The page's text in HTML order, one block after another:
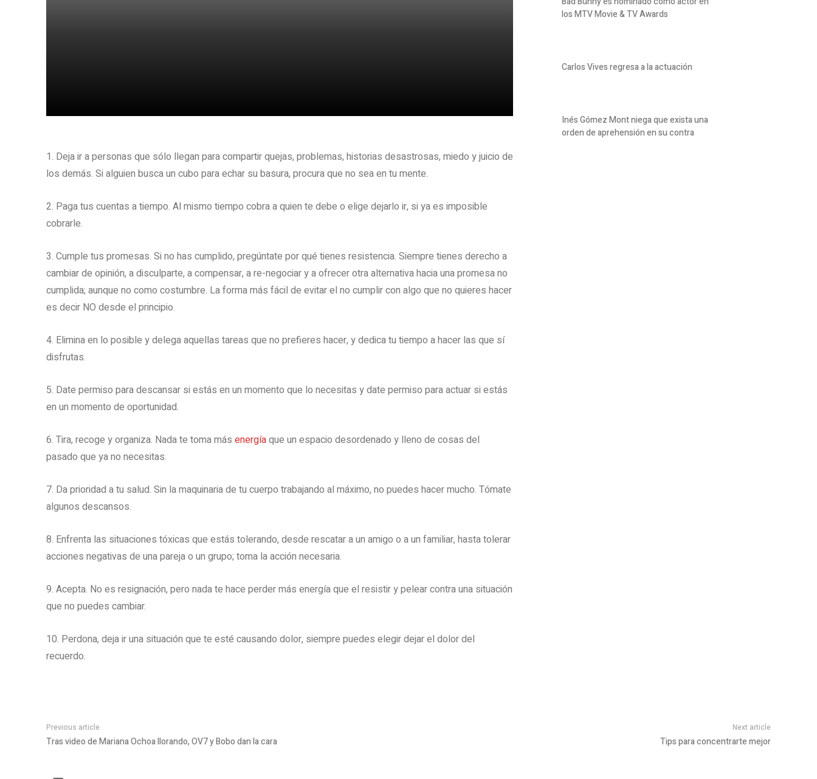
1. Deja ir a personas que sólo llegan para compartir quejas, problemas, historias desastrosas, miedo y juicio de
los demás. Si alguien busca un cubo para echar su basura, procura que no sea en tu mente.
2. Paga tus cuentas a tiempo. Al mismo tiempo cobra a quien te debe o elige dejarlo ir, si ya es imposible
cobrarle.
3. Cumple tus promesas. Si no has cumplido, pregúntate por qué tienes resistencia. Siempre tienes derecho a
cambiar de opinión, a disculparte, a compensar, a re-negociar y a ofrecer otra alternativa hacia una promesa no
cumplida; aunque no como costumbre. La forma más fácil de evitar el no cumplir con algo que no quieres hacer
es decir NO desde el principio.
4. Elimina en lo posible y delega aquellas tareas que no prefieres hacer, y dedica tu tiempo a hacer las que sí
disfrutas.
5. Date permiso para descansar si estás en un momento que lo necesitas y date permiso para actuar si estás
en un momento de oportunidad.
6. Tira, recoge y organiza. Nada te toma más energíaque un espacio desordenado y lleno de cosas del
pasado que ya no necesitas.
7. Da prioridad a tu salud. Sin la maquinaria de tu cuerpo trabajando al máximo, no puedes hacer mucho. Tómate
algunos descansos.
8. Enfrenta las situaciones tóxicas que estás tolerando, desde rescatar a un amigo o a un familiar, hasta tolerar
acciones negativas de una pareja o un grupo; toma la acción necesaria.
9. Acepta. No es resignación, pero nada te hace perder más energía que el resistir y pelear contra una situación
que no puedes cambiar.
10. Perdona, deja ir una situación que te esté causando dolor, siempre puedes elegir dejar el dolor del
recuerdo.
los MTV Movie & TV Awards
Carlos Vives regresa a la actuación
Inés Gómez Mont niega que exista una
orden de aprehensión en su contra
Previous article
Tras video de Mariana Ochoa llorando, OV7 y Bobo dan la cara
Next article
Tips para concentrarte mejor